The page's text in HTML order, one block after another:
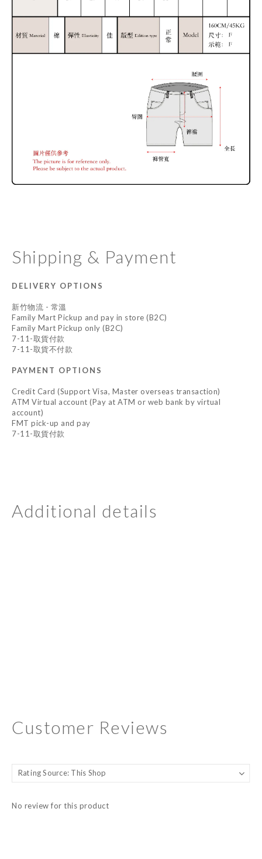
Shipping & Payment
DELIVERY OPTIONS
新竹物流 - 常溫
Family Mart Pickup and pay in store (B2C)
Family Mart Pickup only (B2C)
7-11-取貨付款
7-11-取貨不付款
PAYMENT OPTIONS
Credit Card (Support Visa, Master overseas transaction)
ATM Virtual account (Pay at ATM or web bank by virtual
account)
FMT pick-up and pay
7-11-取貨付款
Additional details
Customer Reviews
No review for this product